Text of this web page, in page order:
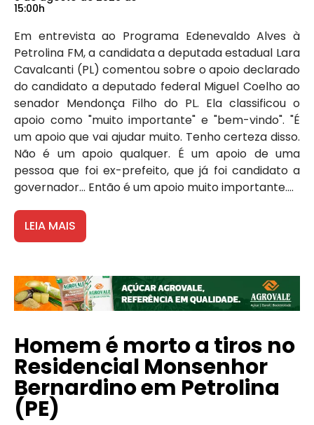
15:00h
Em entrevista ao Programa Edenevaldo Alves à
Petrolina FM, a candidata a deputada estadual Lara
Cavalcanti (PL) comentou sobre o apoio declarado
do candidato a deputado federal Miguel Coelho ao
senador Mendonça Filho do PL. Ela classificou o
apoio como "muito importante" e "bem-vindo". "É
um apoio que vai ajudar muito. Tenho certeza disso.
Não é um apoio qualquer. É um apoio de uma
pessoa que foi ex-prefeito, que já foi candidato a
governador... Então é um apoio muito importante....
LEIA MAIS
Homem é morto a tiros no
Residencial Monsenhor
Bernardino em Petrolina
(PE)